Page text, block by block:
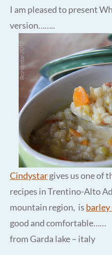
I am pleased to present
version……..
Cindystargives us one of
recipes in Trentino-Alto
mountain region, is barley
good and comfortable……
from Garda lake – italy